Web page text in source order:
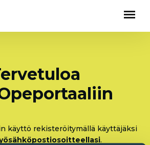
käyttö rekisteröitymällä käyttäjäksi
.